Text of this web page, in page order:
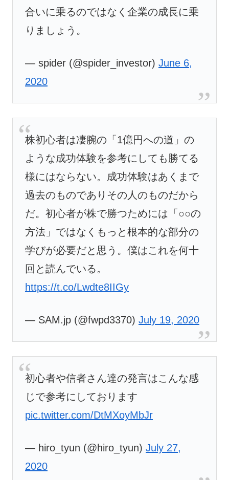
合いに乗るのではなく企業の成長に乗
りましょう。
— spider (@spider_investor) June 6,
2020
株初心者は凄腕の「1億円への道」の
ような成功体験を参考にしても勝てる
様にはならない。成功体験はあくまで
過去のものでありその人のものだから
だ。初心者が株で勝つためには「○○の
方法」ではなくもっと根本的な部分の
学びが必要だと思う。僕はこれを何十
回と読んでいる。
https://t.co/Lwdte8IIGy
— SAM.jp (@fwpd3370) July 19, 2020
初心者や信者さん達の発言はこんな感
じで参考にしております
pic.twitter.com/DtMXoyMbJr
— hiro_tyun (@hiro_tyun) July 27,
2020